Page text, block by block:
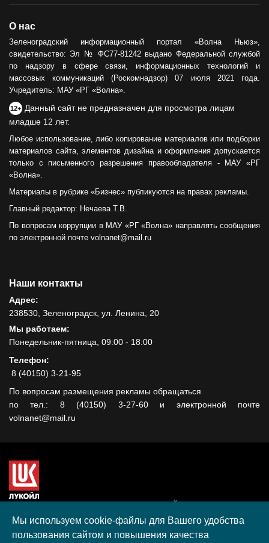
О нас
Зеленоградский информационный портал «Волна Ньюз»,
свидетельство: Эл № ФС77-81242 выдано Федеральной службой
по надзору в сфере связи, информационных технологий и
массовых коммуникаций (Роскомнадзор) 07 июля 2021 года.
Учредитель: МАУ «РГ «Волна».
12+ Данный сайт не предназначен для просмотра лицам
младше 12 лет.
Любое использование, либо копирование материалов или подборки
материалов сайта, элементов дизайна и оформления допускается
только с письменного разрешения правообладателя - МАУ «РГ
«Волна».
Материалы в рубрике «Бизнес» публикуются на правах рекламы.
Главный редактор: Нечаева Т.В.
По вопросам коррупции в МАУ «РГ «Волна» направлять сообщения
по электронной почте volnanet@mail.ru
Наши контакты
Адрес:
238530, Зеленоградск, ул. Ленина, 20
Мы работаем:
Понедельник-пятница, 09:00 - 18:00
Телефон:
8 (40150) 3-21-95
По вопросам размещения рекламы обращаться
по тел.: 8 (40150) 3-27-60 и электронной почте
volnanet@mail.ru
гранта, полученного в рамках XIII Конкурса социальных и
культурных проектов ПАО "ЛУКОЙЛ" на территории
Мы используем cookie-файлы для Вашего удобства
пользования сайтом и повышения качества